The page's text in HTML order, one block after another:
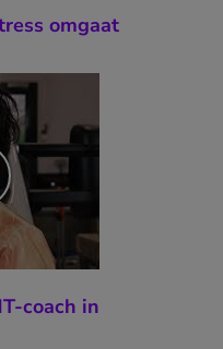
omgaat
coach in